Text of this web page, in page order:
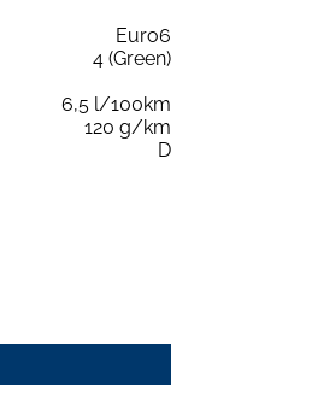
Euro6
4 (Green)
6,5 l/100km
120 g/km
D